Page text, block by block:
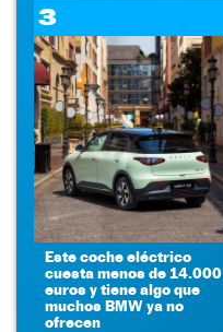
3
Este coche eléctrico
cuesta menos de 14.000
euros y tiene algo que
muchos BMW ya no
ofrecen